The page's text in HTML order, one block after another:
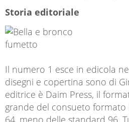
Storia editoriale
Il numero 1 esce in edicola
disegni e copertina sono di
editrice è Daim Press, il
grande del consueto formato
64, meno delle standard 96.